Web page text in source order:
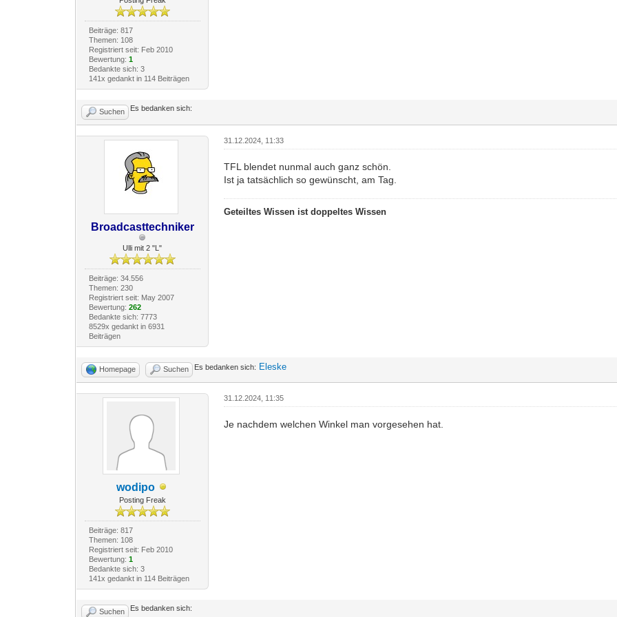
Beiträge: 817
Themen: 108
Registriert seit: Feb 2010
Bewertung: 1
Bedankte sich: 3
141x gedankt in 114 Beiträgen
Suchen Es bedanken sich:
Broadcasttechniker
Ulli mit 2 "L"
Beiträge: 34.556
Themen: 230
Registriert seit: May 2007
Bewertung: 262
Bedankte sich: 7773
8529x gedankt in 6931
Beiträgen
31.12.2024, 11:33
TFL blendet nunmal auch ganz schön.
Ist ja tatsächlich so gewünscht, am Tag.
Geteiltes Wissen ist doppeltes Wissen
Homepage Suchen Es bedanken sich: Eleske
wodipo
Posting Freak
Beiträge: 817
Themen: 108
Registriert seit: Feb 2010
Bewertung: 1
Bedankte sich: 3
141x gedankt in 114 Beiträgen
31.12.2024, 11:35
Je nachdem welchen Winkel man vorgesehen hat.
Suchen Es bedanken sich: